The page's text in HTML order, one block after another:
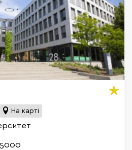
На карті
5000